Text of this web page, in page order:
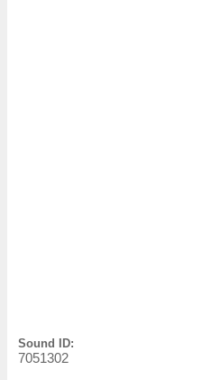
Sound ID:
7051302